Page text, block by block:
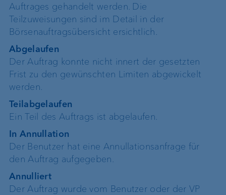
Auftrages gehandelt werden. Die
Teilzuweisungen sind im Detail in der
Börsenauftragsübersicht ersichtlich.
Abgelaufen
Der Auftrag konnte nicht innert der gesetzten
Frist zu den gewünschten Limiten abgewickelt
werden.
Teilabgelaufen
Ein Teil des Auftrags ist abgelaufen.
In Annullation
Der Benutzer hat eine Annullationsanfrage für
den Auftrag aufgegeben.
Annulliert
Der Auftrag wurde vom Benutzer oder der VP